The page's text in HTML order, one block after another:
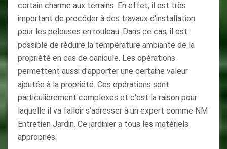
certain charme aux terrains. En effet, il est très
important de procéder à des travaux d'installation
pour les pelouses en rouleau. Dans ce cas, il est
possible de réduire la température ambiante de la
propriété en cas de canicule. Les opérations
permettent aussi d'apporter une certaine valeur
ajoutée à la propriété. Ces opérations sont
particulièrement complexes et c'est la raison pour
laquelle il va falloir s'adresser à un expert comme NM
Entretien Jardin. Ce jardinier a tous les matériels
appropriés.